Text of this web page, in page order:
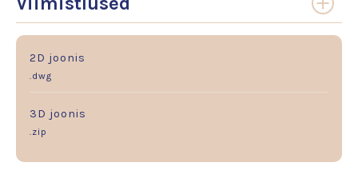
2D joonis
.dwg
3D joonis
.zip